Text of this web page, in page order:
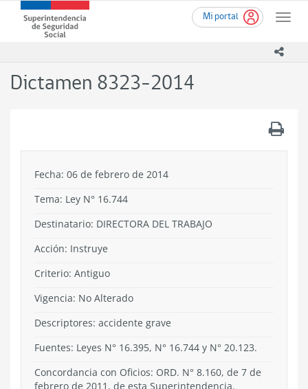
contenido
Mi portal
Toggle
Superintendencia
de
-
Dictamen 8323-2014
Fecha: 06 de febrero de 2014
Tema: Ley N° 16.744
Destinatario: DIRECTORA DEL TRABAJO
Acción: Instruye
Criterio: Antiguo
Vigencia: No Alterado
Descriptores: accidente grave
Fuentes: Leyes N° 16.395, N° 16.744 y N° 20.123.
Concordancia con Oficios: ORD. N° 8.160, de 7 de
febrero de 2011, de esta Superintendencia.